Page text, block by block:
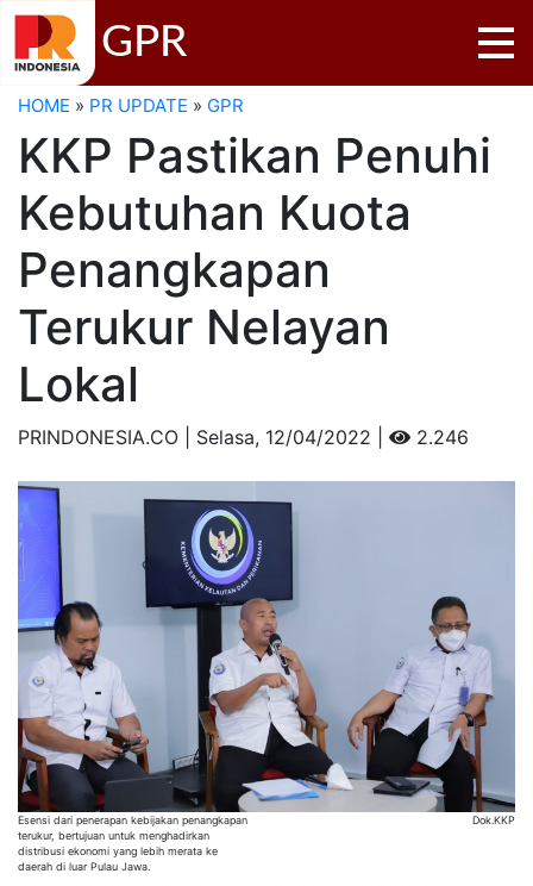
GPR
HOME » PR UPDATE » GPR
KKP Pastikan Penuhi
Kebutuhan Kuota
Penangkapan
Terukur Nelayan
Lokal
PRINDONESIA.CO | Selasa, 12/04/2022 | 2.246
Esensi dari penerapan kebijakan penangkapan
terukur, bertujuan untuk menghadirkan
distribusi ekonomi yang lebih merata ke
daerah di luar Pulau Jawa.
Dok.KKP